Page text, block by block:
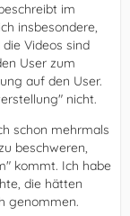
im
insbesondere,
Videos sind
User zum
auf den User.
nicht.
schon mehrmals
beschweren,
kommt. Ich habe
die hätten
genommen.